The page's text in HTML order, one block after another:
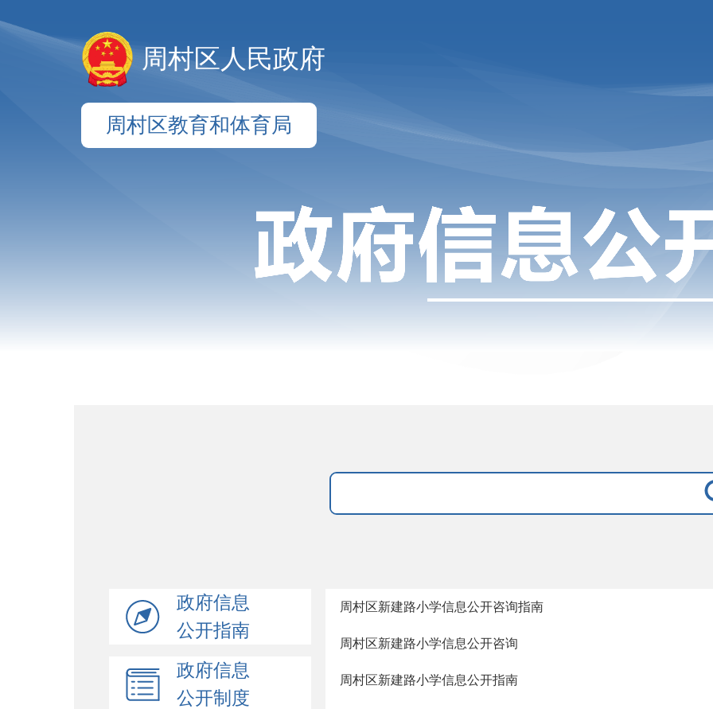
周村区人民政府
周村区教育和体育局
政府信息
公开指南
政府信息
公开制度
周村区新建路小学信息公开咨询指南
周村区新建路小学信息公开咨询
周村区新建路小学信息公开指南